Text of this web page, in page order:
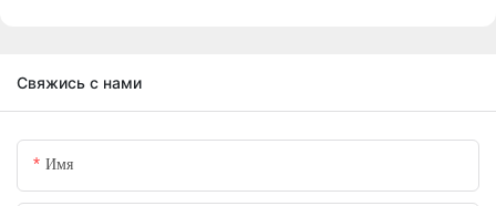
Свяжись с нами
Имя